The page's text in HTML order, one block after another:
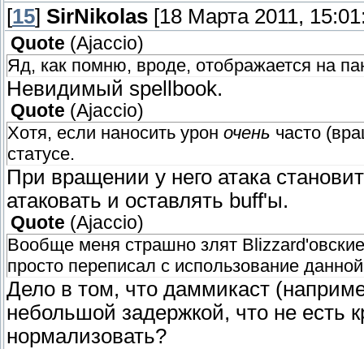
[15] SirNikolas [18 Марта 2011,
Quote (Ajaccio)
Яд, как помню, вроде, отображается на
Невидимый spellbook.
Quote (Ajaccio)
Хотя, если наносить урон очень часто
статусе.
При вращении у него атака
атаковать и оставлять buff'ы.
Quote (Ajaccio)
Вообще меня страшно злят
просто переписал с использование
Дело в том, что даммикаст
небольшой задержкой, что не есть
нормализовать?